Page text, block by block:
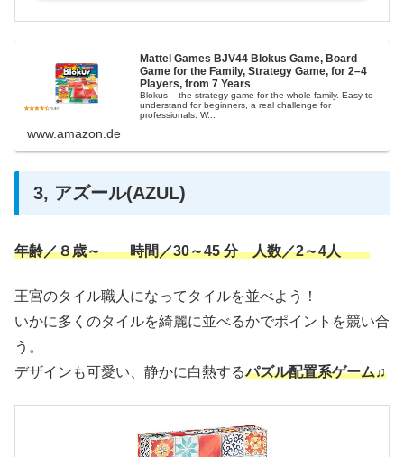
Mattel Games BJV44 Blokus Game, Board
Game for the Family, Strategy Game, for 2–4
Players, from 7 Years
Blokus – the strategy game for the whole family. Easy to
understand for beginners, a real challenge for
professionals. W...
www.amazon.de
3, アズール(AZUL)
年齢／８歳～ 時間／30～45 分 人数／2～4人
王宮のタイル職人になってタイルを並べよう！
いかに多くのタイルを綺麗に並べるかでポイントを競い合
う。
デザインも可愛い、静かに白熱するパズル配置系ゲーム♫